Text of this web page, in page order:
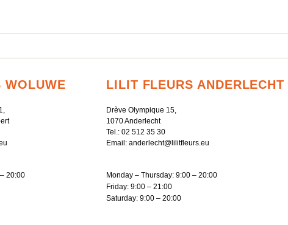
WOLUWE
20:00
LILIT FLEURS ANDERLECHT
Drève Olympique 15,
1070 Anderlecht
Tel.: 02 512 35 30
Email: anderlecht@lilitfleurs.eu
Monday – Thursday: 9:00 – 20:00
Friday: 9:00 – 21:00
Saturday: 9:00 – 20:00